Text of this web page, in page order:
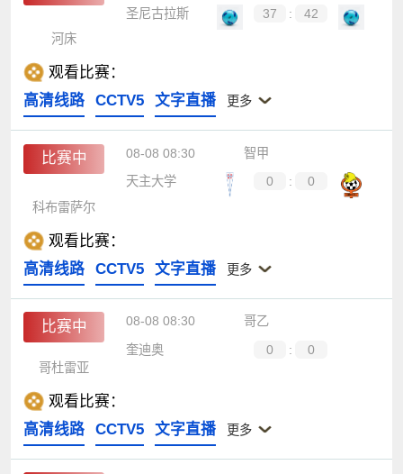
圣尼古拉斯
37 :
42
河床
观看比赛：
高清线路
CCTV5 文字直播 更多
比赛中 08-08 08:30
智甲
天主大学
0 :
0
科布雷萨尔
观看比赛：
高清线路
CCTV5 文字直播 更多
比赛中 08-08 08:30
哥乙
奎迪奥
0 :
0
哥杜雷亚
观看比赛：
高清线路
CCTV5 文字直播 更多